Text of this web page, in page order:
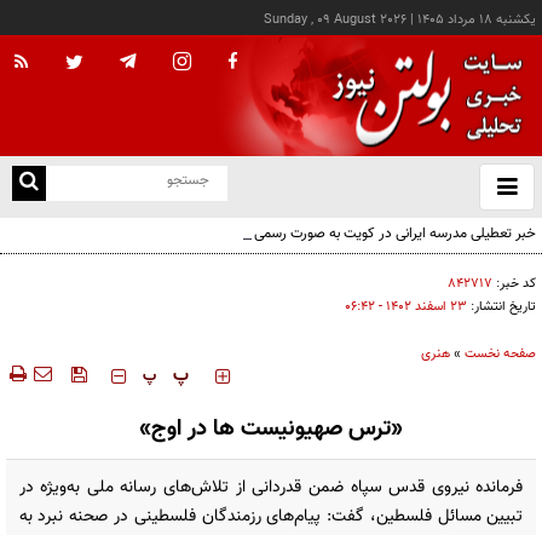
يکشنبه ۱۸ مرداد ۱۴۰۵ |
Sunday , 09 August 2026
باز
و
خبر تعطیلی مدرسه ایرانی در کویت به صورت رسمی اعلام نشده
کد خبر: ۸۴۲۷۱۷
تاریخ انتشار: ۲۳ اسفند ۱۴۰۲ - ۰۶:۴۲
صفحه نخست »هنری
‍‍‍ پ پ
«ترس صهیونیست ها در اوج»
فرمانده نیروی قدس سپاه ضمن قدردانی از تلاش‌های رسانه ملی به‌ویژه در
تبیین مسائل فلسطین، گفت: پیام‌های رزمندگان فلسطینی در صحنه نبرد به